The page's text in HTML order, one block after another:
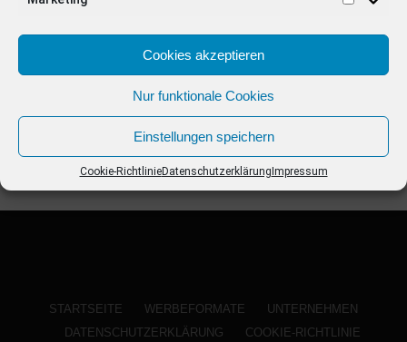
Cookies akzeptieren
Nur funktionale Cookies
Einstellungen speichern
Cookie-RichtlinieDatenschutzerklärung Impressum
STARTSEITE WERBEFORMATE
UNTERNEHMEN
DATENSCHUTZERKLÄRUNG
COOKIE-RICHTLINIE